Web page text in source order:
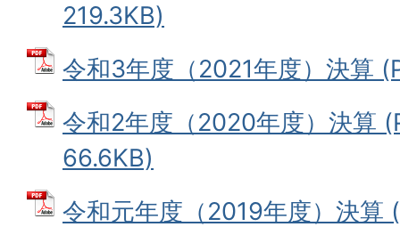
219.3KB)
令和3年度（2021年度）決算
令和2年度（2020年度）決算
66.6KB)
令和元年度（2019年度）決算